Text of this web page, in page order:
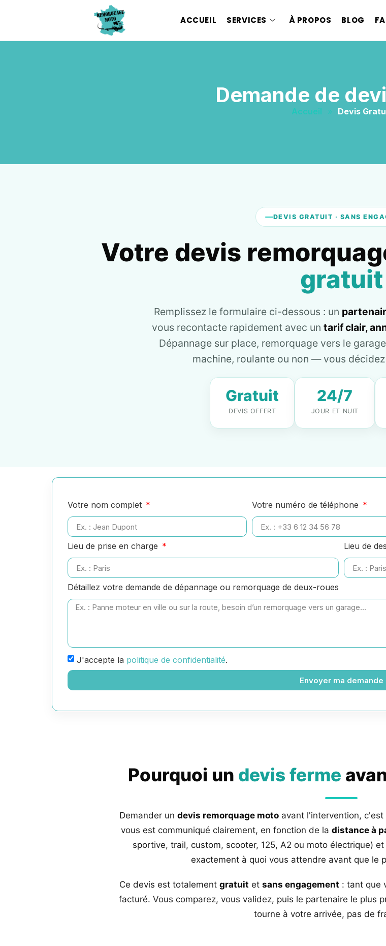
ACCUEIL SERVICES À PROPOS BLOG
Demande de
Accueil » Devis
DEVIS GRATUIT · SANS
Votre devis
gratuit
Remplissez le formulaire ci-dessous : un
vous recontacte rapidement avec un tarif clair,
Dépannage sur place, remorquage vers le
machine, roulante ou non — vous
Gratuit
DEVIS OFFERT
24/7
JOUR ET NUIT
Votre nom complet Votre numéro de téléphone
Lieu de prise en charge Lieu de
Détaillez votre demande de dépannage ou remorquage de deux-roues
J'accepte la politique de confidentialité.
Envoyer ma demande
Pourquoi un devis ferme
Demander un devis remorquage moto avant l'intervention,
vous est communiqué clairement, en fonction de la distance à
sportive, trail, custom, scooter, 125, A2 ou moto électrique) et
exactement à quoi vous attendre avant que le
Ce devis est totalement gratuit et sans engagement : tant que
facturé. Vous comparez, vous validez, puis le partenaire le plus
tourne à votre arrivée, pas de